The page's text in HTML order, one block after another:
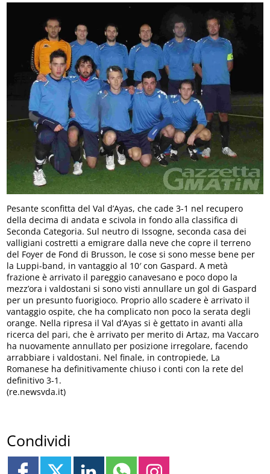
Pesante sconfitta del Val d’Ayas, che cade 3-1 nel recupero
della decima di andata e scivola in fondo alla classifica di
Seconda Categoria. Sul neutro di Issogne, seconda casa dei
valligiani costretti a emigrare dalla neve che copre il terreno
del Foyer de Fond di Brusson, le cose si sono messe bene per
la Luppi-band, in vantaggio al 10′ con Gaspard. A metà
frazione è arrivato il pareggio canavesano e poco dopo la
mezz’ora i valdostani si sono visti annullare un gol di Gaspard
per un presunto fuorigioco. Proprio allo scadere è arrivato il
vantaggio ospite, che ha complicato non poco la serata degli
orange. Nella ripresa il Val d’Ayas si è gettato in avanti alla
ricerca del pari, che è arrivato per merito di Artaz, ma Vaccaro
ha nuovamente annullato per posizione irregolare, facendo
arrabbiare i valdostani. Nel finale, in contropiede, La
Romanese ha definitivamente chiuso i conti con la rete del
definitivo 3-1.
(re.newsvda.it)
Condividi